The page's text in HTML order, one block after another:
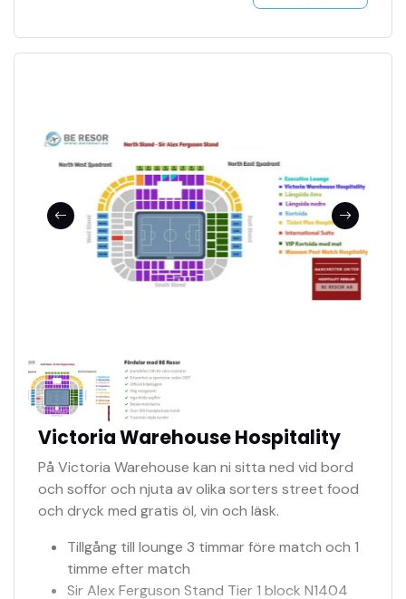
Officiella matchbiljetter
Victoria Warehouse Hospitality
På Victoria Warehouse kan ni sitta ned vid bord
och soffor och njuta av olika sorters street food
och dryck med gratis öl, vin och läsk.
Tillgång till lounge 3 timmar före match och 1
timme efter match
Sir Alex Ferguson Stand Tier 1 block N1404